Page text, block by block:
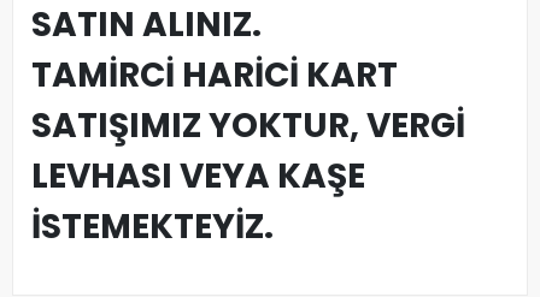
SATIN ALINIZ.
TAMİRCİ HARİCİ KART
SATIŞIMIZ YOKTUR, VERGİ
LEVHASI VEYA KAŞE
İSTEMEKTEYİZ.